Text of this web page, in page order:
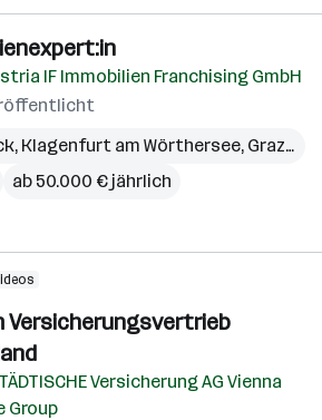
IF Immobilien Franchising GmbH
, Klagenfurt am Wörthersee, Graz,
ab 50.000 € jährlich
Versicherungsvertrieb
Versicherung AG Vienna
Group